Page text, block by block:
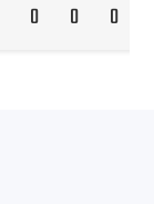
0 0 0